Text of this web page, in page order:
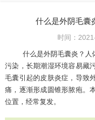
什么是外阴毛囊
时间：
什么是外阴毛囊炎？人
污染，长期潮湿环境容易藏
毛囊引起的皮肤炎症，导致
痛，逐渐形成圆锥形脓疱。
位置，经常复发。